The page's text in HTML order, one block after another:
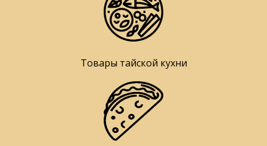
Товары тайской кухни